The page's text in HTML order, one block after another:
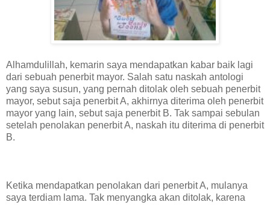
Alhamdulillah, kemarin saya mendapatkan kabar baik lagi
dari sebuah penerbit mayor. Salah satu naskah antologi
yang saya susun, yang pernah ditolak oleh sebuah penerbit
mayor, sebut saja penerbit A, akhirnya diterima oleh penerbit
mayor yang lain, sebut saja penerbit B. Tak sampai sebulan
setelah penolakan penerbit A, naskah itu diterima di penerbit
B.
Ketika mendapatkan penolakan dari penerbit A, mulanya
saya terdiam lama. Tak menyangka akan ditolak, karena